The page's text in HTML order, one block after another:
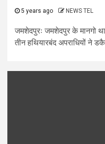
5 years ago NEWS TEL
जमशेदपुरः जमशेदपुर के मानगो
तीन हथियारबंद अपराधियों ने